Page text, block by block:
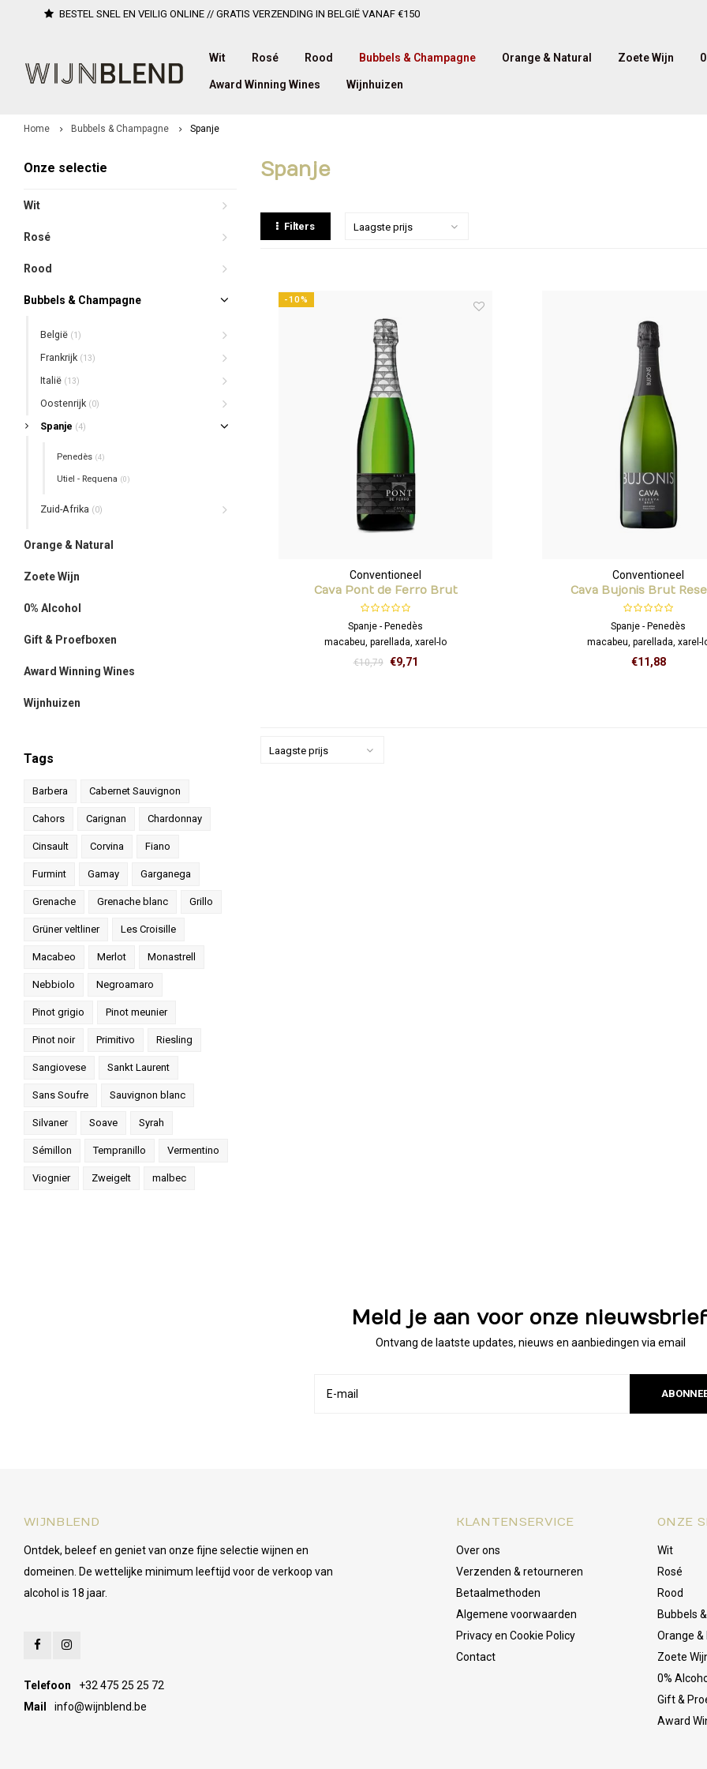
BESTEL SNEL EN VEILIG ONLINE // GRATIS VERZENDING IN BELGIË VANAF €150
Wit Rosé Rood Bubbels & Champagne Orange & Natural Zoete Wijn
Award Winning Wines Wijnhuizen
Home Bubbels & Champagne Spanje
Onze selectie
Wit
Rosé
Rood
Bubbels & Champagne
België (1)
Frankrijk (13)
Italië (13)
Oostenrijk (0)
Spanje (4)
Penedès (4)
Utiel - Requena (0)
Zuid-Afrika (0)
Orange & Natural
Zoete Wijn
0% Alcohol
Gift & Proefboxen
Award Winning Wines
Wijnhuizen
Tags
Barbera Cabernet Sauvignon
Cahors Carignan Chardonnay
Cinsault Corvina Fiano
Furmint Gamay Garganega
Grenache Grenache blanc Grillo
Grüner veltliner Les Croisille
Macabeo Merlot Monastrell
Nebbiolo Negroamaro
Pinot grigio Pinot meunier
Pinot noir Primitivo Riesling
Sangiovese Sankt Laurent
Sans Soufre Sauvignon blanc
Silvaner Soave Syrah
Sémillon Tempranillo Vermentino
Viognier Zweigelt malbec
Spanje
Filters Laagste prijs
-10%
Conventioneel
Cava Pont de Ferro Brut
Spanje - Penedès
macabeu, parellada, xarel-lo
€10,79 €9,71
Conventioneel
Cava Bujonis Brut
Spanje - Penedès
macabeu, parellada, xarel-
€11,88
Laagste prijs
Meld je aan voor onze
Ontvang de laatste updates, nieuws en aanbiedingen via email
WIJNBLEND
Ontdek, beleef en geniet van onze fijne selectie wijnen en
domeinen. De wettelijke minimum leeftijd voor de verkoop van
alcohol is 18 jaar.
Telefoon
+32 475 25 25 72
Mail
info@wijnblend.be
KLANTENSERVICE
Over ons
Verzenden & retourneren
Betaalmethoden
Algemene voorwaarden
Privacy en Cookie Policy
Contact
ONZE
Wit
Rosé
Rood
Bubbels
Orange &
Zoete
0%
Gift &
Award